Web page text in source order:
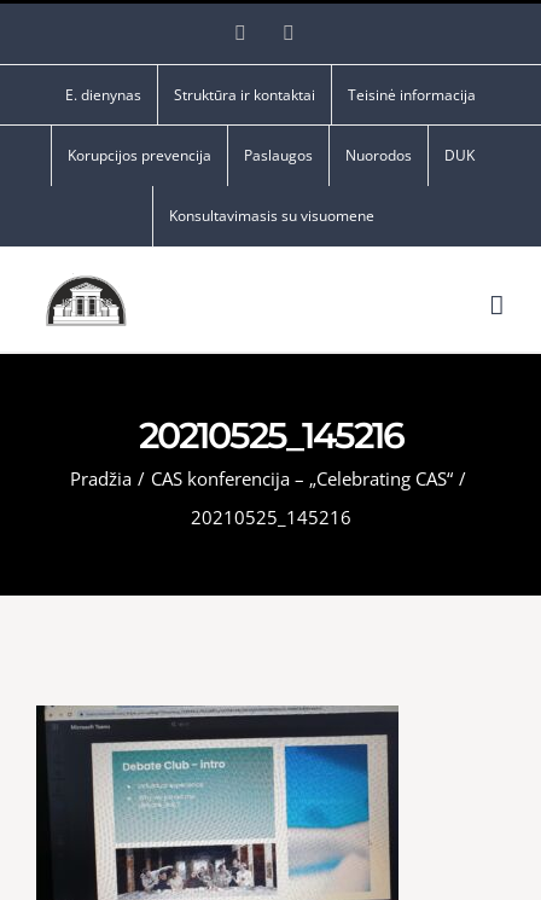
Facebook
E. dienynas Struktūra ir kontaktai Teisinė informacija
Korupcijos prevencija Paslaugos Nuorodos DUK
Konsultavimasis su visuomene
20210525_145216
Pradžia / CAS konferencija – „Celebrating CAS“ /
20210525_145216